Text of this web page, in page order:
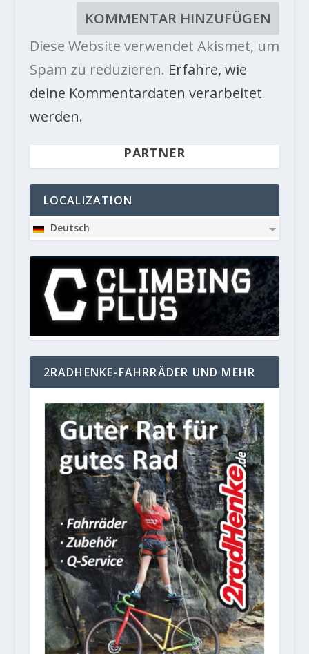
Diese Website verwendet Akismet, um
Spam zu reduzieren. Erfahre, wie
deine Kommentardaten verarbeitet
werden.
PARTNER
LOCALIZATION
Deutsch
2RADHENKE-FAHRRÄDER UND MEHR